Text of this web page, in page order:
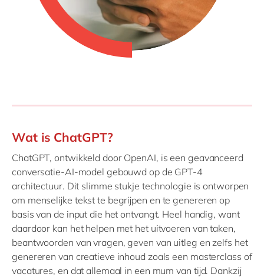
Wat is ChatGPT?
ChatGPT, ontwikkeld door OpenAI, is een geavanceerd
conversatie-AI-model gebouwd op de GPT-4
architectuur. Dit slimme stukje technologie is ontworpen
om menselijke tekst te begrijpen en te genereren op
basis van de input die het ontvangt. Heel handig, want
daardoor kan het helpen met het uitvoeren van taken,
beantwoorden van vragen, geven van uitleg en zelfs het
genereren van creatieve inhoud zoals een masterclass of
vacatures, en dat allemaal in een mum van tijd. Dankzij